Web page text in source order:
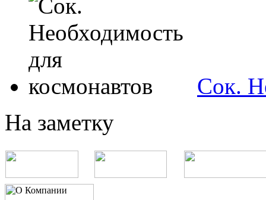
Сок.
На заметку